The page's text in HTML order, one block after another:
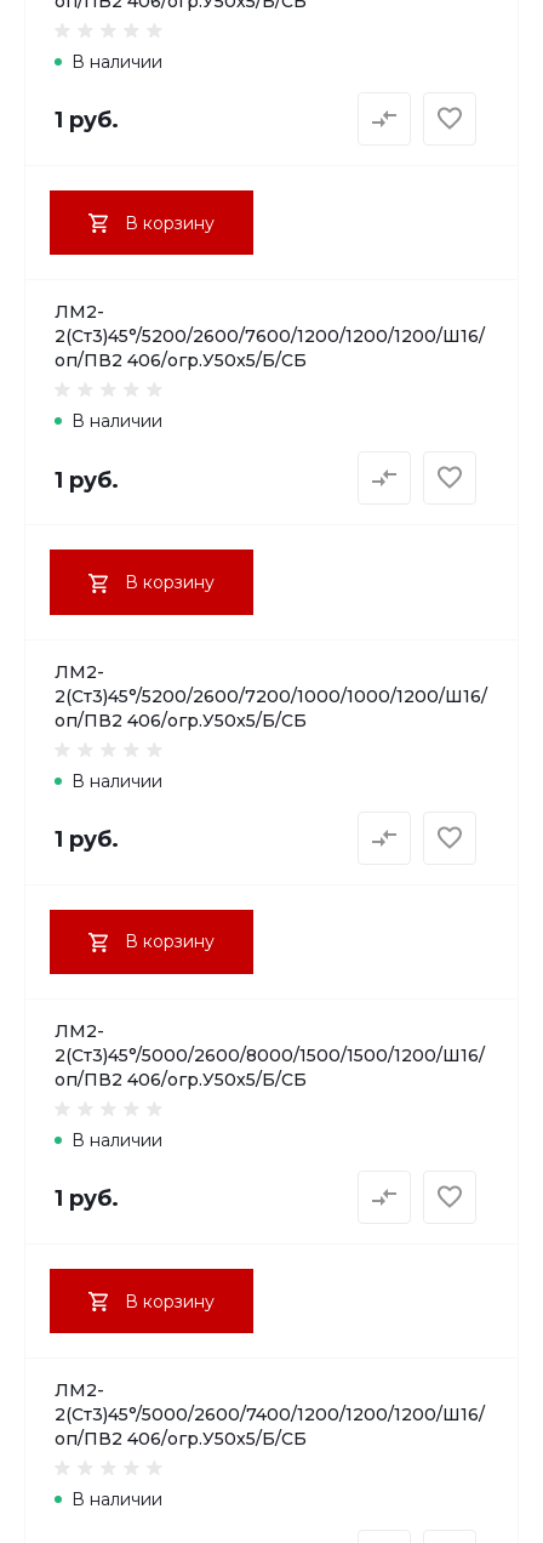
В наличии
1 руб.
В корзину
ЛМ2-
2(Ст3)45°/5200/2600/7600/1200/1200/1200/Ш16/
оп/ПВ2 406/огр.У50х5/Б/СБ
В наличии
1 руб.
В корзину
ЛМ2-
2(Ст3)45°/5200/2600/7200/1000/1000/1200/Ш16/
оп/ПВ2 406/огр.У50х5/Б/СБ
В наличии
1 руб.
В корзину
ЛМ2-
2(Ст3)45°/5000/2600/8000/1500/1500/1200/Ш16/
оп/ПВ2 406/огр.У50х5/Б/СБ
В наличии
1 руб.
В корзину
ЛМ2-
2(Ст3)45°/5000/2600/7400/1200/1200/1200/Ш16/
оп/ПВ2 406/огр.У50х5/Б/СБ
В наличии